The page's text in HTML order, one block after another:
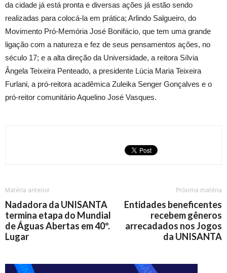
da cidade já está pronta e diversas ações já estão sendo
realizadas para colocá-la em prática; Arlindo Salgueiro, do
Movimento Pró-Memória José Bonifácio, que tem uma grande
ligação com a natureza e fez de seus pensamentos ações, no
século 17; e a alta direção da Universidade, a reitora Sílvia
Ângela Teixeira Penteado, a presidente Lúcia Maria Teixeira
Furlani, a pró-reitora acadêmica Zuleika Senger Gonçalves e o
pró-reitor comunitário Aquelino José Vasques.
Matéria anterior
Nadadora da UNISANTA
termina etapa do Mundial
de Águas Abertas em 40º.
Lugar
Próxima matéria
Entidades beneficentes
recebem gêneros
arrecadados nos Jogos
da UNISANTA